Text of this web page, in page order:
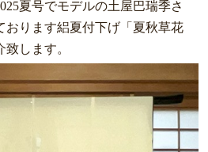
夏号でモデルの土屋巴瑞季さ
おります絽夏付下げ「夏秋草花
します。